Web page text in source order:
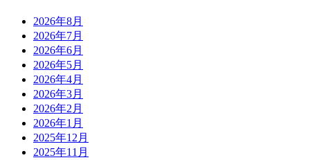
2026年8月
2026年7月
2026年6月
2026年5月
2026年4月
2026年3月
2026年2月
2026年1月
2025年12月
2025年11月